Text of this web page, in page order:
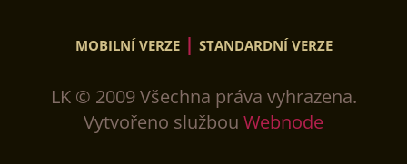
MOBILNÍ VERZE | STANDARDNÍ VERZE
LK © 2009 Všechna práva vyhrazena.
Vytvořeno službou Webnode